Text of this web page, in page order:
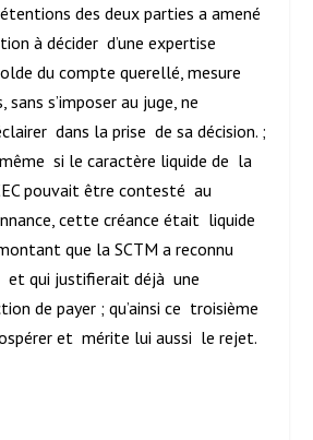
des deux parties a amené
à décider d’une expertise
du compte querellé, mesure
s’imposer au juge, ne
dans la prise de sa décision. ;
même si le caractère liquide de la
pouvait être contesté au
cette créance était liquide
que la SCTM a reconnu
et qui justifierait déjà une
de payer ; qu’ainsi ce troisième
et mérite lui aussi le rejet.